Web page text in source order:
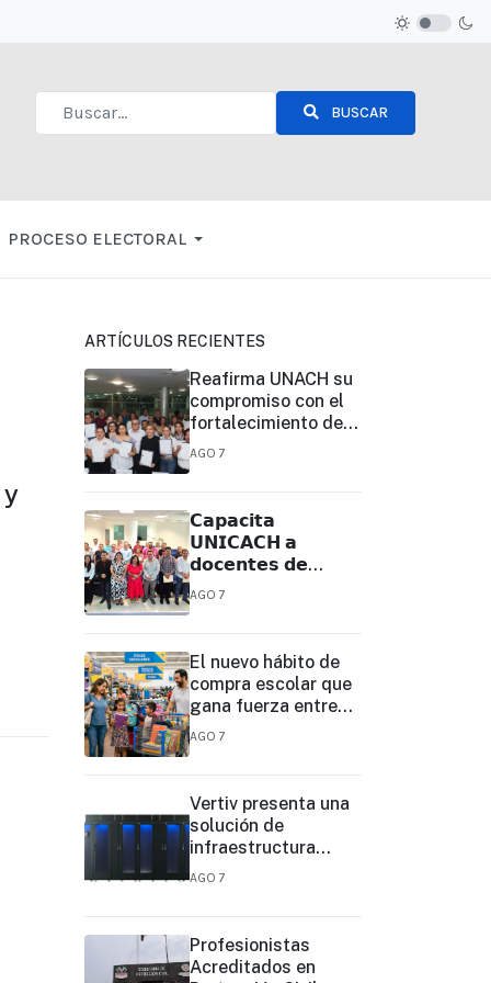
BUSCAR
PROCESO ELECTORAL
ARTÍCULOS RECIENTES
Reafirma UNACH su
compromiso con el
fortalecimiento de
la certificación de
AGO 7
𝗖𝗮𝗽𝗮𝗰𝗶𝘁𝗮
𝗨𝗡𝗜𝗖𝗔𝗖𝗛 𝗮
𝗱𝗼𝗰𝗲𝗻𝘁𝗲𝘀 𝗱𝗲
𝗧𝗲𝗹𝗲𝗯𝗮𝗰𝗵𝗶𝗹𝗹𝗲𝗿𝗮𝘁𝗼
𝗲𝗱𝘂𝗰𝗮𝘁𝗶𝘃𝗮
AGO 7
El nuevo hábito de
compra escolar que
gana fuerza entre
las familias
AGO 7
Vertiv presenta una
solución de
infraestructura
prediseñada basada
implementaciones
de centros de datos
AGO 7
Profesionistas
Acreditados en